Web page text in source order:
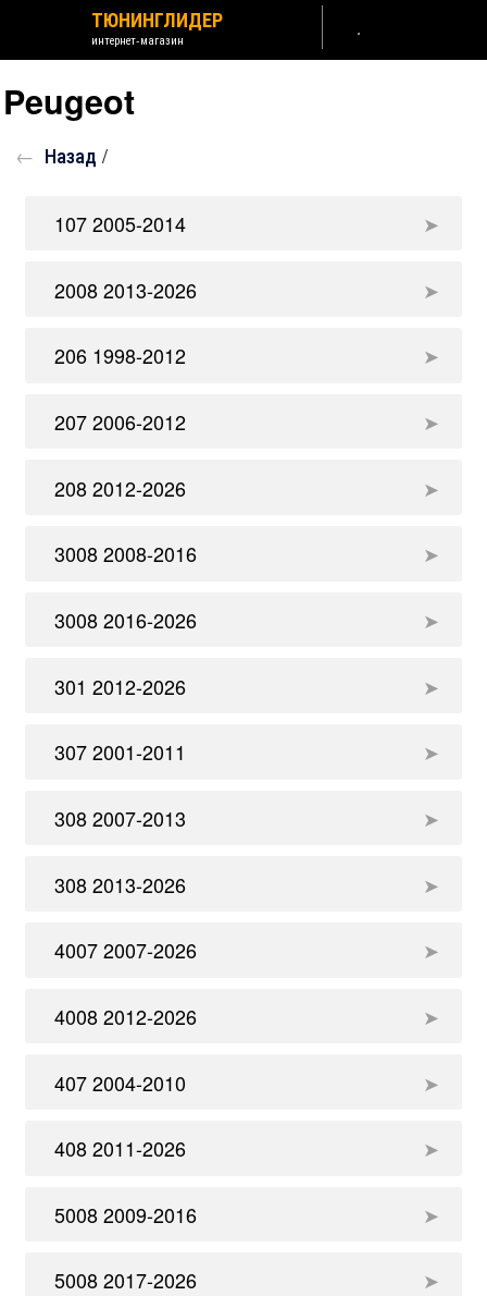
ТЮНИНГЛИДЕР
интернет-магазин
Peugeot
Назад /
107 2005-2014
2008 2013-2026
206 1998-2012
207 2006-2012
208 2012-2026
3008 2008-2016
3008 2016-2026
301 2012-2026
307 2001-2011
308 2007-2013
308 2013-2026
4007 2007-2026
4008 2012-2026
407 2004-2010
408 2011-2026
5008 2009-2016
5008 2017-2026